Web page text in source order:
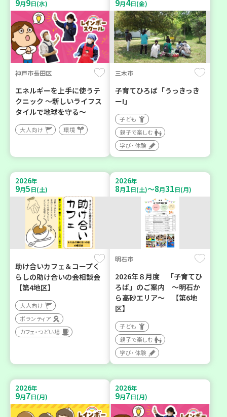
9月9日(水)
神戸市長田区
エネルギーを上手に使うテ
クニック ～新しいライフス
タイルで地球を守る～
大人向け 環境
9月4日(金)
三木市
子育てひろば「うっきっき
ー!」
子ども
親子で楽しむ
学び・体験
2026年
9月5日(土)
助け合いカフェ＆コープく
らしの助け合いの会相談会
【第4地区】
大人向け
ボランティア
カフェ・つどい場
2026年
8月1日(土)～8月31日(月)
明石市
2026年８月度 「子育てひ
ろば」のご案内 ～明石か
ら高砂エリア～ 【第6地
区】
子ども
親子で楽しむ
学び・体験
2026年
9月7日(月)
2026年
9月7日(月)